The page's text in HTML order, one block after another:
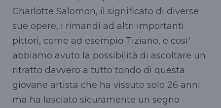
Charlotte Salomon, il significato di diverse
sue opere, i rimandi ad altri importanti
pittori, come ad esempio Tiziano, e cosi'
abbiamo avuto la possibilità di ascoltare un
ritratto davvero a tutto tondo di questa
giovane artista che ha vissuto solo 26 anni
ma ha lasciato sicuramente un segno